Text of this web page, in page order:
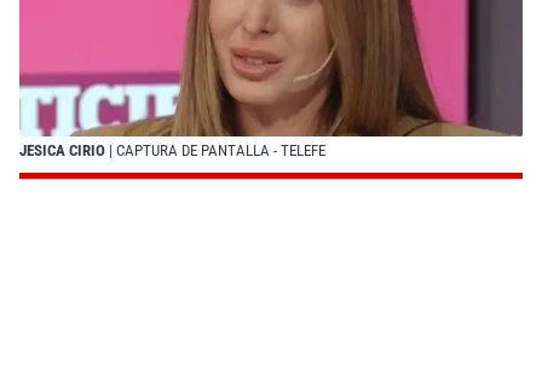
JESICA CIRIO | CAPTURA DE PANTALLA - TELEFE